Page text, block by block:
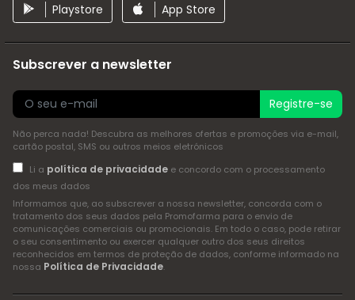
Playstore App Store
Subscrever a newsletter
Registre-se
Não perca nada! Descubra as melhores ofertas e promoções via e-mail,
cartão postal, SMS ou outros meios eletrónicos
Li a política de privacidadee concordo com o processamento
dos meus dados
Informamos que, ao subscrever a nossa newsletter, concorda com o
tratamento dos seus dados pela Promofarma para o envio de
comunicações comerciais ou promocionais. Em todo o caso, pode retirar
o seu consentimento ou exercer qualquer outro dos seus direitos
reconhecidos em termos de proteção de dados, conforme informado na
nossa Política de Privacidade.